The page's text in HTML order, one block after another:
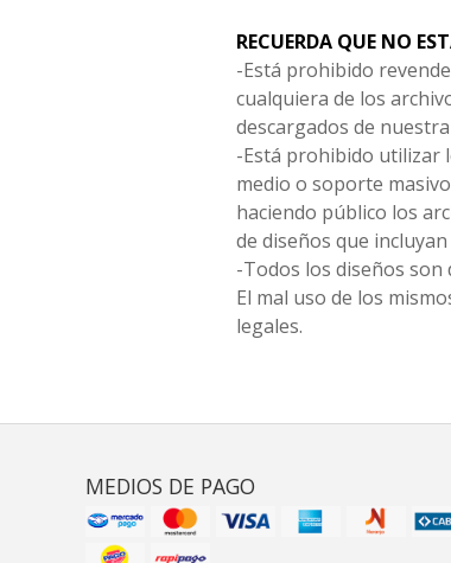
RECUERDA QUE NO
-Está prohibido
cualquiera de los
descargados de
-Está prohibido utilizar
medio o soporte
haciendo público los
de diseños que
-Todos los diseños
El mal uso de los
legales.
MEDIOS DE PAGO